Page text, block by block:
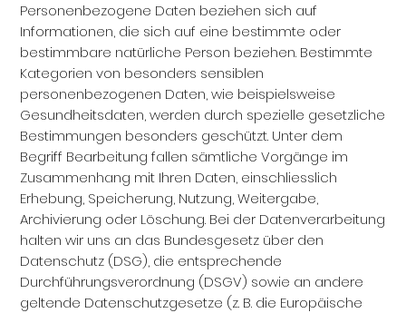
Personenbezogene Daten beziehen sich auf
Informationen, die sich auf eine bestimmte oder
bestimmbare natürliche Person beziehen. Bestimmte
Kategorien von besonders sensiblen
personenbezogenen Daten, wie beispielsweise
Gesundheitsdaten, werden durch spezielle gesetzliche
Bestimmungen besonders geschützt. Unter dem
Begriff Bearbeitung fallen sämtliche Vorgänge im
Zusammenhang mit Ihren Daten, einschliesslich
Erhebung, Speicherung, Nutzung, Weitergabe,
Archivierung oder Löschung. Bei der Datenverarbeitung
halten wir uns an das Bundesgesetz über den
Datenschutz (DSG), die entsprechende
Durchführungsverordnung (DSGV) sowie an andere
geltende Datenschutzgesetze (z. B. die Europäische